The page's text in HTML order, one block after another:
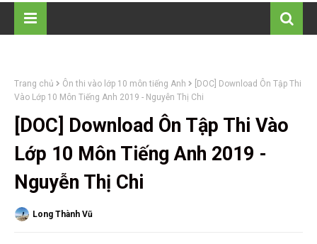
Trang chủ Ôn thi vào lớp 10 môn tiếng Anh
[DOC] Download Ôn Tập Thi
Vào Lớp 10 Môn Tiếng Anh 2019 - Nguyễn Thị Chi
[DOC] Download Ôn Tập Thi Vào
Lớp 10 Môn Tiếng Anh 2019 -
Nguyễn Thị Chi
Long Thành Vũ